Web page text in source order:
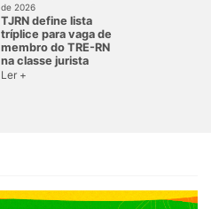
de 2026
TJRN define lista
tríplice para vaga de
membro do TRE-RN
na classe jurista
Ler +